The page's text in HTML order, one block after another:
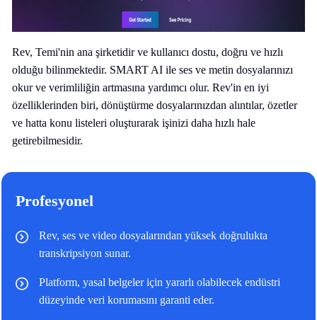
Rev, Temi'nin ana şirketidir ve kullanıcı dostu, doğru ve hızlı
olduğu bilinmektedir. SMART AI ile ses ve metin dosyalarınızı
okur ve verimliliğin artmasına yardımcı olur. Rev'in en iyi
özelliklerinden biri, dönüştürme dosyalarınızdan alıntılar, özetler
ve hatta konu listeleri oluşturarak işinizi daha hızlı hale
getirebilmesidir.
Profesyonel
Rev, ses ve video dosyalarından yüksek doğrulukta
transkripsiyon sunar.
Platform, yasal belgeler için yararlı olabilecek endüstri
düzeyinde veri korumasını garanti eder.